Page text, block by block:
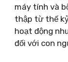
máy tính và
thập từ thế
hoạt động
đối với con